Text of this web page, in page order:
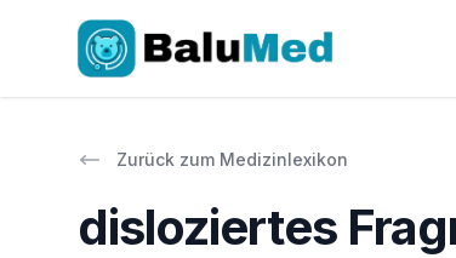
Zurück zum Medizinlexikon
disloziertes